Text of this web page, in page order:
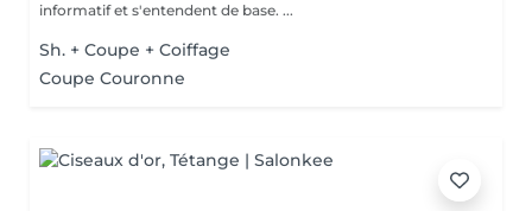
informatif et s'entendent de base. ...
Sh. + Coupe + Coiffage
Coupe Couronne